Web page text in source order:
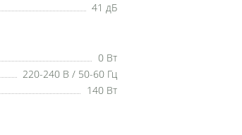
41 дБ
0 Вт
220-240 В / 50-60 Гц
140 Вт